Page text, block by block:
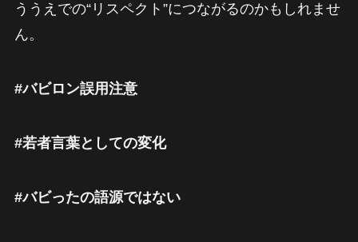
ううえでの“リスペクト”につながるのかもしれませ
ん。
#バビロン誤用注意
#若者言葉としての変化
#バビったの語源ではない